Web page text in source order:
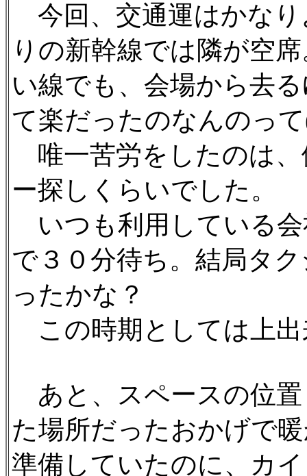
今回、交通運はかな
りの新幹線では隣が空
い線でも、会場から去
て楽だったのなんのっ
唯一苦労をしたのは
ー探しくらいでした。
いつも利用している
で３０分待ち。結局タ
ったかな？
この時期としては上
あと、スペースの位
た場所だったおかげで
準備していたのに、カ